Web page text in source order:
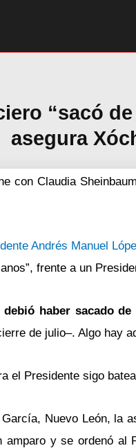
“sacó
asegura
con Claudia
Andrés Manuel
frente a un
haber sacado de
de julio–. Algo hay
el Presidente sigo
Nuevo León, la
amparo y se ordenó